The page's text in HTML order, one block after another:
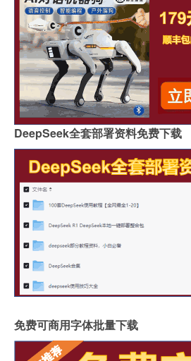
DeepSeek全套部署资料免费下载
免费可商用字体批量下载